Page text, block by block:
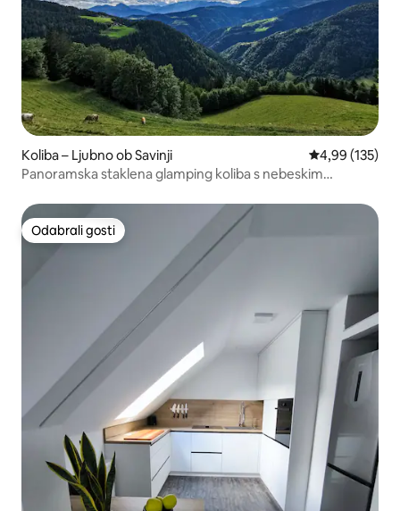
Koliba – Ljubno ob Savinji Prosječna
4,99 (135)
Panoramska staklena glamping koliba s nebeskim
Odabrali gosti
Odabrali gosti